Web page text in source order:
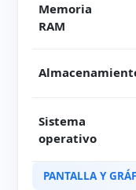
Memoria
RAM
Sistema
operativo
PANTALLA Y